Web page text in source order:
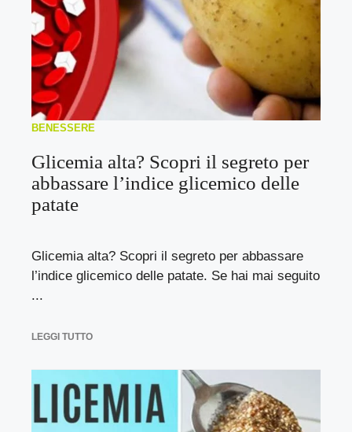
BENESSERE
Glicemia alta? Scopri il segreto per
abbassare l’indice glicemico delle
patate
Glicemia alta? Scopri il segreto per abbassare
l’indice glicemico delle patate. Se hai mai seguito
...
LEGGI TUTTO